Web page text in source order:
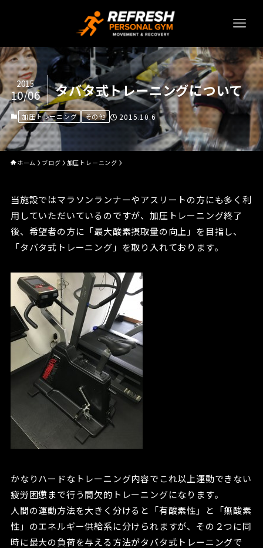
タバタ式トレーニングについて
2015
10/06
加圧トレーニング その他 2015.10.6
ホーム ブログ 加圧トレーニング
当施設ではマラソンランナーやアスリートの方にも多く利
用していただいているのですが、加圧トレーニング終了
後、希望者の方に「最大酸素摂取量の向上」を目指し、
「タバタ式トレーニング」を取り入れております。
かなりハードなトレーニング内容でこれ以上運動できない
疲労困憊まで行う間欠的トレーニングになります。
人間の運動方法を大きく分けると「有酸素性」と「無酸素
性」のエネルギー供給系に分けられますが、その２つに同
時に最大の負荷を与える方法がタバタ式トレーニングで